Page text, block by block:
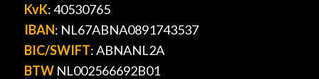
KvK: 40530765
IBAN: NL67ABNA0891743537
BIC/SWIFT: ABNANL2A
BTWNL002566692B01